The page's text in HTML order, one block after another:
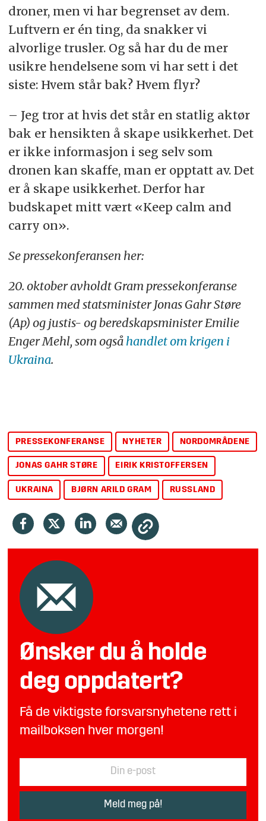
droner, men vi har begrenset av dem.
Luftvern er én ting, da snakker vi
alvorlige trusler. Og så har du de mer
usikre hendelsene som vi har sett i det
siste: Hvem står bak? Hvem flyr?
– Jeg tror at hvis det står en statlig aktør
bak er hensikten å skape usikkerhet. Det
er ikke informasjon i seg selv som
dronen kan skaffe, man er opptatt av. Det
er å skape usikkerhet. Derfor har
budskapet mitt vært «Keep calm and
carry on».
Se pressekonferansen her:
20. oktober avholdt Gram pressekonferanse
sammen med statsminister Jonas Gahr Støre
(Ap) og justis- og beredskapsminister Emilie
Enger Mehl, som ogsåhandlet om krigen i
Ukraina.
PRESSEKONFERANSE NYHETER NORDOMRÅDENE
JONAS GAHR STØRE EIRIK KRISTOFFERSEN
UKRAINA BJØRN ARILD GRAM RUSSLAND
Ønsker du å holde
deg oppdatert?
Få de viktigste forsvarsnyhetene rett i
mailboksen hver morgen!